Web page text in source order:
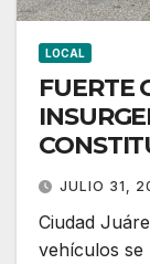
LOCAL
FUERTE
JULIO 31,
Ciudad
vehículos se